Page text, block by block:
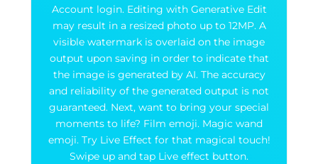
Account login. Editing with Generative Edit
may result in a resized photo up to 12MP. A
visible watermark is overlaid on the image
output upon saving in order to indicate that
the image is generated by AI. The accuracy
and reliability of the generated output is not
guaranteed. Next, want to bring your special
moments to life? Film emoji. Magic wand
emoji. Try Live Effect for that magical touch!
Swipe up and tap Live effect button.